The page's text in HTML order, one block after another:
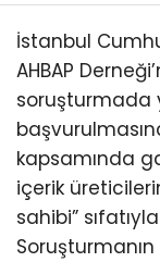
İstanbul
AHBAP
soruşturmada
kapsamında
içerik
sahibi”